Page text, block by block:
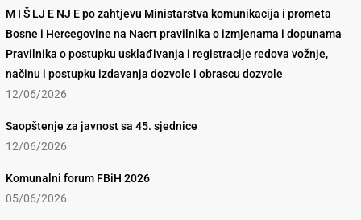
M I Š LJ E NJ E po zahtjevu Ministarstva komunikacija i prometa
Bosne i Hercegovine na Nacrt pravilnika o izmjenama i dopunama
Pravilnika o postupku usklađivanja i registracije redova vožnje,
načinu i postupku izdavanja dozvole i obrascu dozvole
12/06/2026
Saopštenje za javnost sa 45. sjednice
12/06/2026
Komunalni forum FBiH 2026
05/06/2026